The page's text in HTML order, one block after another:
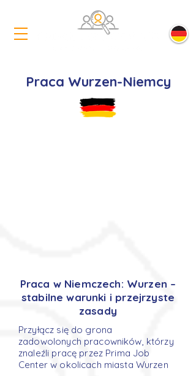
Praca Wurzen-Niemcy
Praca w Niemczech: Wurzen –
stabilne warunki i przejrzyste
zasady
Przyłącz się do grona
zadowolonych pracowników, którzy
znaleźli pracę przez Prima Job
Center w okolicach miasta Wurzen